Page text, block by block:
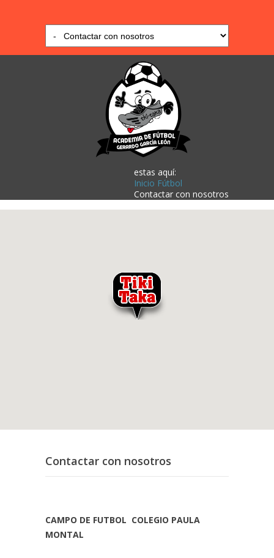
estas aquí:
Inicio Fútbol
Contactar con nosotros
Contactar con nosotros
CAMPO DE FUTBOL COLEGIO PAULA
MONTAL